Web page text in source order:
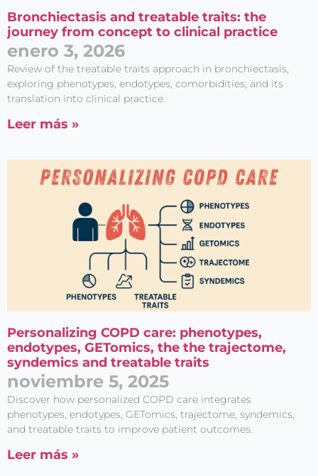
Bronchiectasis and treatable traits: the
journey from concept to clinical practice
enero 3, 2026
Review of the treatable traits approach in bronchiectasis,
exploring phenotypes, endotypes, comorbidities, and its
translation into clinical practice.
Leer más »
Personalizing COPD care: phenotypes,
endotypes, GETomics, the the trajectome,
syndemics and treatable traits
noviembre 5, 2025
Discover how personalized COPD care integrates
phenotypes, endotypes, GETomics, trajectome, syndemics,
and treatable traits to improve patient outcomes.
Leer más »